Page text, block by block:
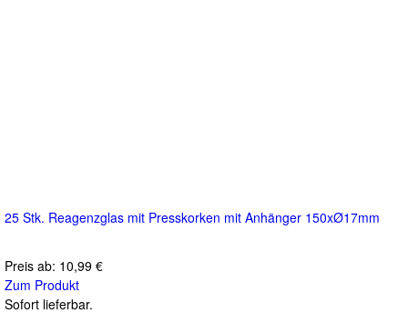
25 Stk. Reagenzglas mit Presskorken mit Anhänger 150xØ17mm
Preis ab: 10,99 €
Zum Produkt
Sofort lieferbar.